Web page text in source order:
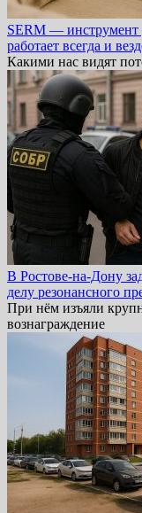
SERM — инструмент
работает всегда и
Какими нас видят
В Ростове-на-Дону
делу резонансного
При нём изъяли
вознаграждение